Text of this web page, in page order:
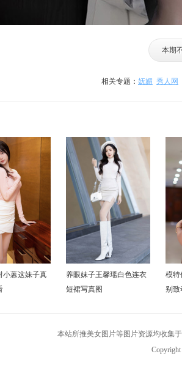
本期
相关专题： 妩媚 秀人网
小蒽这妹子真
养眼妹子王馨瑶白色连衣
短裙写真图
模特
别致
本站所推美女图片等图片资源均收集